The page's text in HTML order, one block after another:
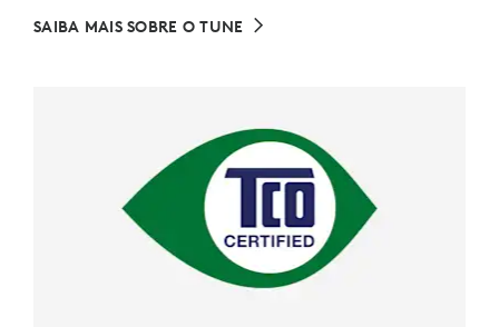
SAIBA MAIS SOBRE O TUNE